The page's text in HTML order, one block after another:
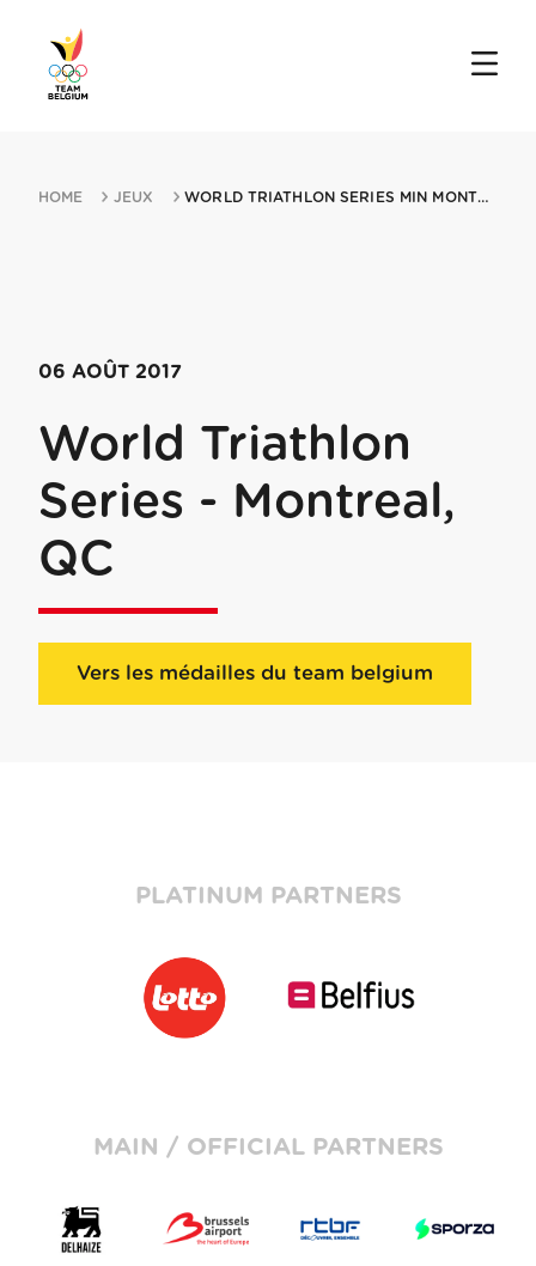
HOME JEUX WORLD TRIATHLON SERIES MIN MONTREAL QC 06082017 MONTREAL
06 AOÛT 2017
World Triathlon
Series - Montreal,
QC
Vers les médailles du team belgium
PLATINUM PARTNERS
MAIN / OFFICIAL PARTNERS